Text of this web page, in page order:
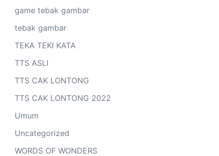
game tebak gambar
tebak gambar
TEKA TEKI KATA
TTS ASLI
TTS CAK LONTONG
TTS CAK LONTONG 2022
Umum
Uncategorized
WORDS OF WONDERS